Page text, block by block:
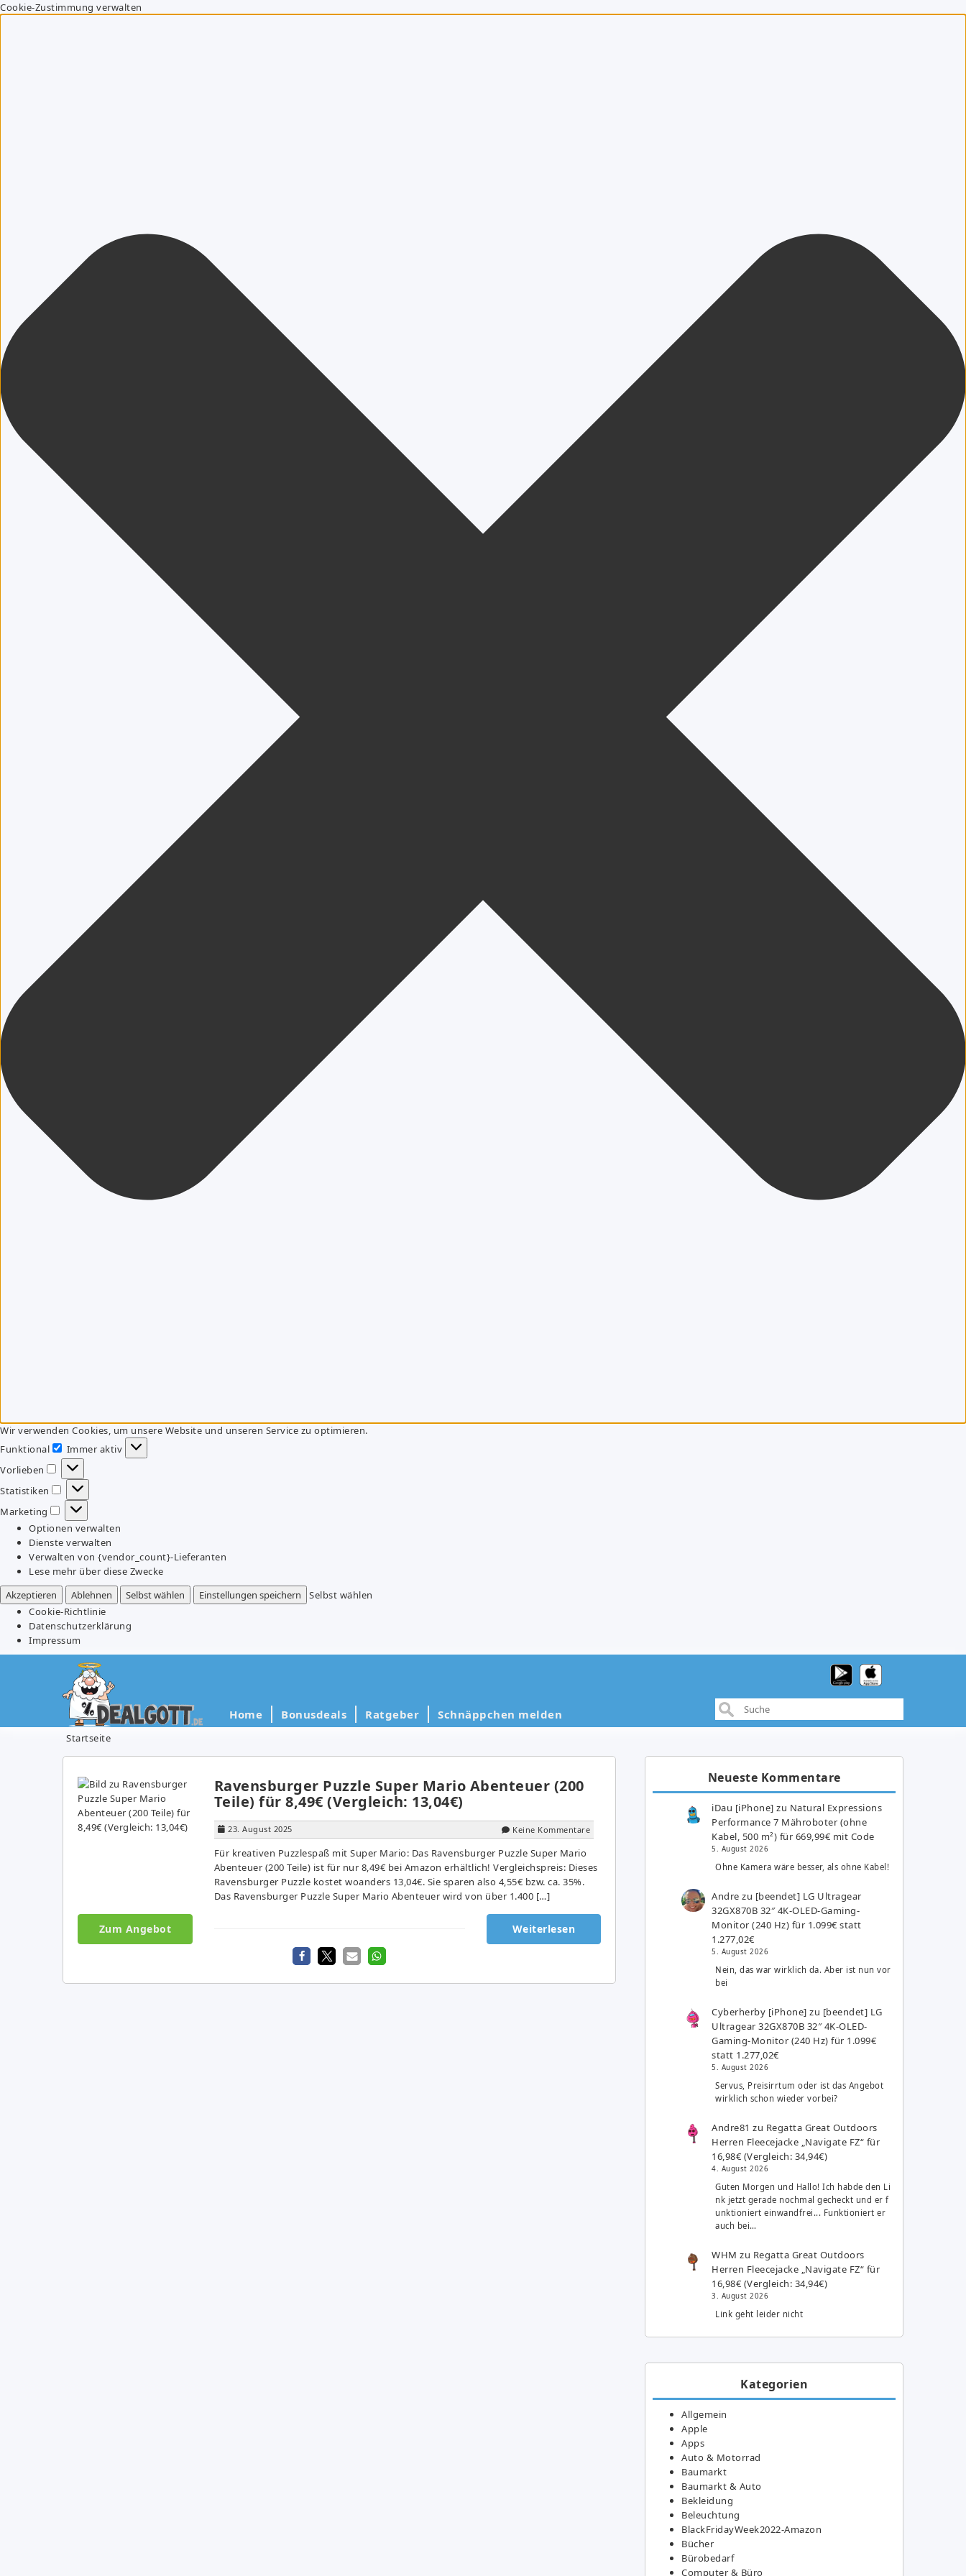
Cookie-Zustimmung verwalten
Wir verwenden Cookies, um unsere Website und unseren Service zu optimieren.
Funktional
Funktional
Immer aktiv
Vorlieben
Vorlieben
Statistiken
Statistiken
Marketing
Marketing
Optionen verwalten
Dienste verwalten
Verwalten von {vendor_count}-Lieferanten
Lese mehr über diese Zwecke
Akzeptieren
Ablehnen Selbst wählen Einstellungen speichern
Selbst wählen
Cookie-Richtlinie
Datenschutzerklärung
Impressum
Home Bonusdeals Ratgeber Schnäppchen melden
Startseite
Ravensburger Puzzle Super Mario Abenteuer (200
Teile) für 8,49€ (Vergleich: 13,04€)
23. August 2025 Keine Kommentare
Für kreativen Puzzlespaß mit Super Mario: Das Ravensburger Puzzle Super Mario
Abenteuer (200 Teile) ist für nur 8,49€ bei Amazon erhältlich! Vergleichspreis: Dieses
Ravensburger Puzzle kostet woanders 13,04€. Sie sparen also 4,55€ bzw. ca. 35%.
Das Ravensburger Puzzle Super Mario Abenteuer wird von über 1.400 […]
Zum Angebot Weiterlesen
Neueste Kommentare
iDau [iPhone] zu Natural Expressions
Performance 7 Mähroboter (ohne
Kabel, 500 m²) für 669,99€ mit Code
5. August 2026
Ohne Kamera wäre besser, als ohne Kabel!
Andre zu [beendet] LG Ultragear
32GX870B 32″ 4K-OLED-Gaming-
Monitor (240 Hz) für 1.099€ statt
1.277,02€
5. August 2026
Nein, das war wirklich da. Aber ist nun vor
bei
Cyberherby [iPhone] zu [beendet] LG
Ultragear 32GX870B 32″ 4K-OLED-
Gaming-Monitor (240 Hz) für 1.099€
statt 1.277,02€
5. August 2026
Servus, Preisirrtum oder ist das Angebot
wirklich schon wieder vorbei?
Andre81 zu Regatta Great Outdoors
Herren Fleecejacke „Navigate FZ“ für
16,98€ (Vergleich: 34,94€)
4. August 2026
Guten Morgen und Hallo! Ich habde den Li
nk jetzt gerade nochmal gecheckt und er f
unktioniert einwandfrei... Funktioniert er
auch bei…
WHM zu Regatta Great Outdoors
Herren Fleecejacke „Navigate FZ“ für
16,98€ (Vergleich: 34,94€)
3. August 2026
Link geht leider nicht
Kategorien
Allgemein
Apple
Apps
Auto & Motorrad
Baumarkt
Baumarkt & Auto
Bekleidung
Beleuchtung
BlackFridayWeek2022-Amazon
Bücher
Bürobedarf
Computer & Büro